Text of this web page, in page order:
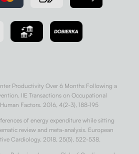
Productivity Over 6 Months Following a
IIE Transactions on Occupational
Factors. 2016, 4(2-3), 188-195
of energy expenditure while sitting
review and meta-analysis. European
Cardiology. 2018, 25(5), 522-538.